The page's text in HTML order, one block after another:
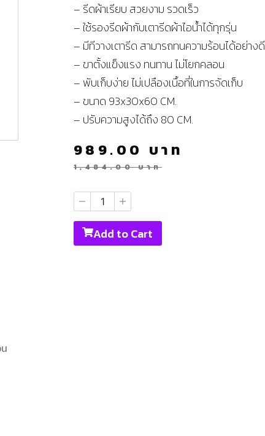
– รีดผ้าเรียบ สวยงาม รวดเร็ว
– ใช้รองรีดผ้ากับเตารีดผ้าไอน้ำได้ทุกรุ่น
– มีทีวางเตารีด สามารถทนความร้อนได้อย่างดี
– ขาตั้งแข็งแรง ทนทาน ไม่โยกคลอน
– พับเก็บง่าย ไม่เปลืองเนื้อที่ในการจัดเก็บ
– ขนาด 93x30x60 CM.
– ปรับความสูงได้ถึง 80 CM.
1,484.00บาท
989.00 บาท
Add to Cart